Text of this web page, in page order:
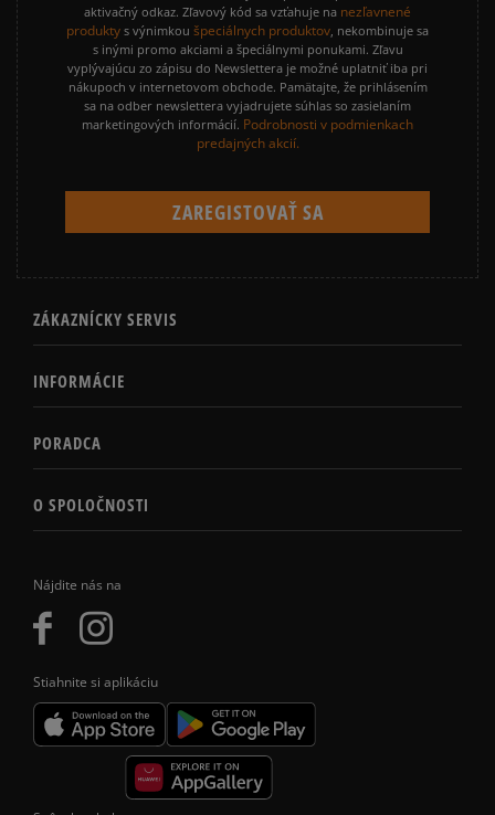
Nájdite nás na
Stiahnite si aplikáciu
aktivačný odkaz. Zľavový kód sa vzťahuje na nezľavnené
produkty s výnimkou špeciálnych produktov, nekombinuje sa
s inými promo akciami a špeciálnymi ponukami. Zľavu
vyplývajúcu zo zápisu do Newslettera je možné uplatniť iba pri
nákupoch v internetovom obchode. Pamätajte, že prihlásením
sa na odber newslettera vyjadrujete súhlas so zasielaním
marketingových informácií. Podrobnosti v podmienkach
predajných akcií.
ZÁKAZNÍCKY SERVIS
INFORMÁCIE
PORADCA
O SPOLOČNOSTI